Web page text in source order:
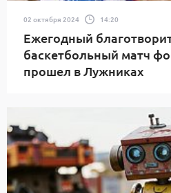
02 октября 2024 14:20
Ежегодный
баскетбольный матч
прошел в Лужниках